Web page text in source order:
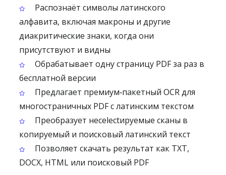
Распознаёт символы латинского
алфавита, включая макроны и другие
диакритические знаки, когда они
присутствуют и видны
Обрабатывает одну страницу PDF за раз в
бесплатной версии
Предлагает премиум‑пакетный OCR для
многостраничных PDF с латинским текстом
Преобразует несelectируемые сканы в
копируемый и поисковый латинский текст
Позволяет скачать результат как TXT,
DOCX, HTML или поисковый PDF